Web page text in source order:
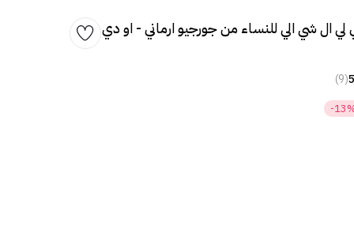
لي ال شي الي للنساء من جورجيو ارماني - او دي
5
(9)
-